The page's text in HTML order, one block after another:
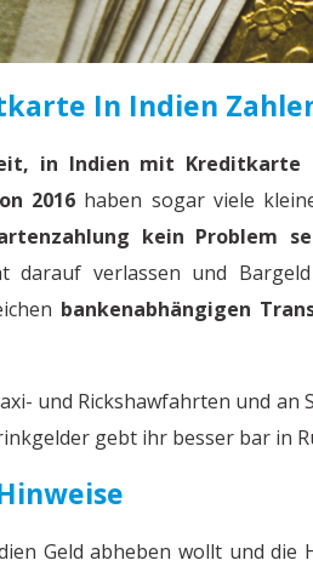
In Indien
in Indien mit
2016 haben sogar viele
kein Problem
darauf verlassen und
bankenabhängigen
und Rickshawfahrten und an
gebt ihr besser bar in
Geld abheben wollt und die